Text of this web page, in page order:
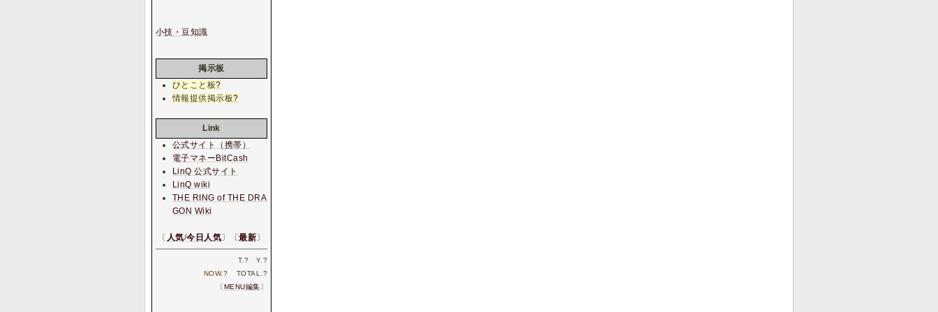
小技・豆知識
掲示板
ひとこと板?
情報提供掲示板?
Link
公式サイト（携帯）
電子マネーBitCash
LinQ 公式サイト
LinQ wiki
THE RING of THE DRA
GON Wiki
〔 人気/今日人気〕〔最新〕
T. ? Y. ?
NOW.? TOTAL. ?
〔MENU編集〕